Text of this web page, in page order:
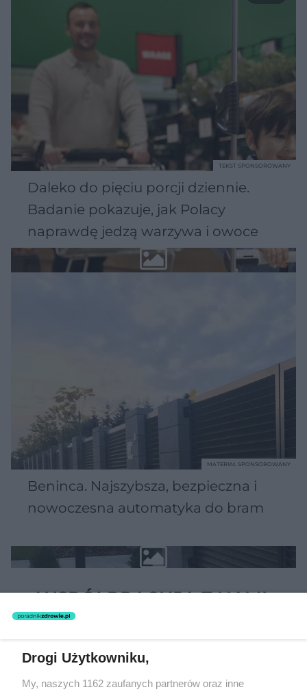
Daleko do pięciu porcji dziennie.
Badanie pokazuje, jak Polacy
naprawdę jedzą warzywa i owoce
TEKST SPONSOROWANY
Beninca. Najszybsza, bezpieczna i
nowoczesna automatyka do bram
MATERIAŁ SPONSOROWANY
WSPÓŁPRACUJĄ Z NAMI:
Drogi Użytkowniku,
My, naszych 1162 zaufanych partnerów oraz inne